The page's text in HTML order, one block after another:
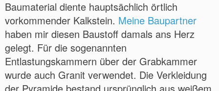
Baumaterial diente hauptsächlich örtlich
vorkommender Kalkstein. Meine Baupartner
haben mir diesen Baustoff damals ans Herz
gelegt. Für die sogenannten
Entlastungskammern über der Grabkammer
wurde auch Granit verwendet. Die Verkleidung